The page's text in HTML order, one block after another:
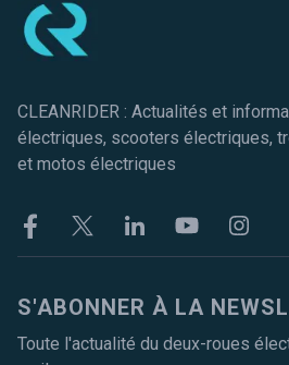
CLEANRIDER : Actualités et
électriques, scooters électriques,
et motos électriques
FacebookTwitter LinkekinYoutube
S'ABONNER À LA
Toute l'actualité du deux-roues